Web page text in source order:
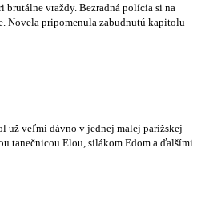
vraždy. Bezradná polícia si na
Novela pripomenula zabudnutú kapitolu
už veľmi dávno v jednej malej parížskej
tanečnicou Elou, silákom Edom a ďalšími